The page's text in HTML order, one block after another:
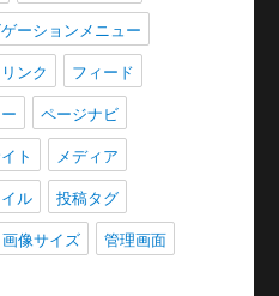
ーションメニュー
ンク
フィード
ページナビ
ト
メディア
ル
投稿タグ
画像サイズ
管理画面